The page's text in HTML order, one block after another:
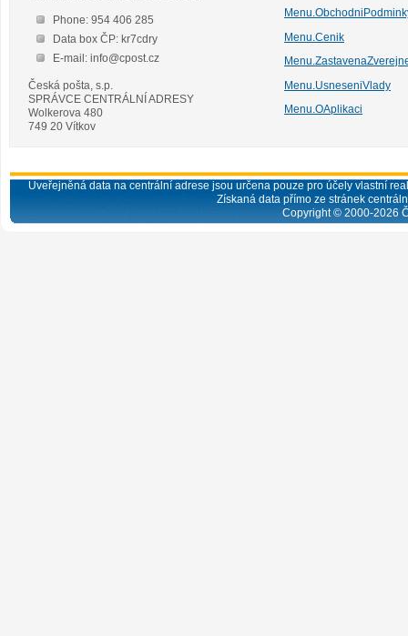
Phone: 954 406 285
Data box ČP: kr7cdry
E-mail: info@cpost.cz
Česká pošta, s.p.
SPRÁVCE CENTRÁLNÍ ADRESY
Wolkerova 480
749 20 Vítkov
Menu.Cenik
Menu.UsneseniVlady
Menu.OAplikaci
Uveřejněná data na centrální adrese jsou určena pouze pro účely vlastní
Získaná data přímo ze stránek
Copyright © 2000-2026